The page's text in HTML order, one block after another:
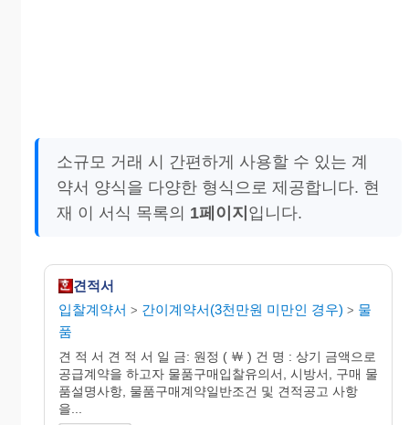
소규모 거래 시 간편하게 사용할 수 있는 계
약서 양식을 다양한 형식으로 제공합니다. 현
재 이 서식 목록의 1페이지 입니다.
견적서
입찰계약서 > 간이계약서(3천만원 미만인 경우) > 물
품
견 적 서 견 적 서 일 금: 원정 ( ￦ ) 건 명 : 상기 금액으로
공급계약을 하고자 물품구매입찰유의서, 시방서, 구매 물
품설명사항, 물품구매계약일반조건 및 견적공고 사항
을...